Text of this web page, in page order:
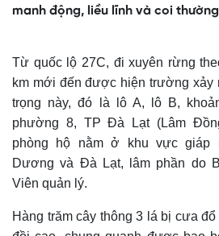
manh động, liều lĩnh và coi
Từ quốc lộ 27C, đi xuyên rừng
km mới đến được hiện trường xảy
trọng này,đó là lô A, lô B,
phường 8, TP Đà Lạt (Lâm
phòng hộ nằm ở khu vực giáp
Dương và Đà Lạt, lâm phần do
Viên quản lý.
Hàng trăm cây thông 3 lá bị cưa